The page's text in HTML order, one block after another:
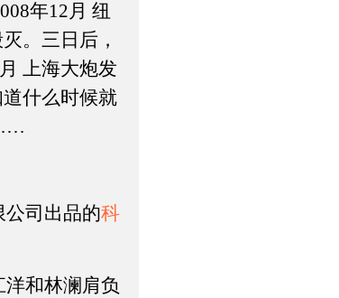
年12月 纽
。三日后，
上海大炮发
什么时候就
司出品的科
和林澜肩负